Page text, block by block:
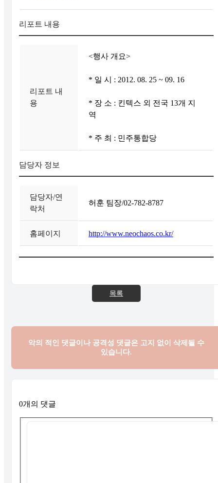
리포트 내용
리포트 내
용
<행사 개요>
* 일 시 : 2012. 08. 25 ~ 09. 16
* 장 소 : 킨텍스 외 전국 13개 지
역
* 주 최 : 민주통합당
담당자 정보
담당자/연
락처
허훈 팀장/02-782-8787
홈페이지 http://www.neochaos.co.kr/
목록
악의 적인 댓글이나 공격성 댓글은 고지 없이 삭제될 수
있습니다.
0개의 댓글